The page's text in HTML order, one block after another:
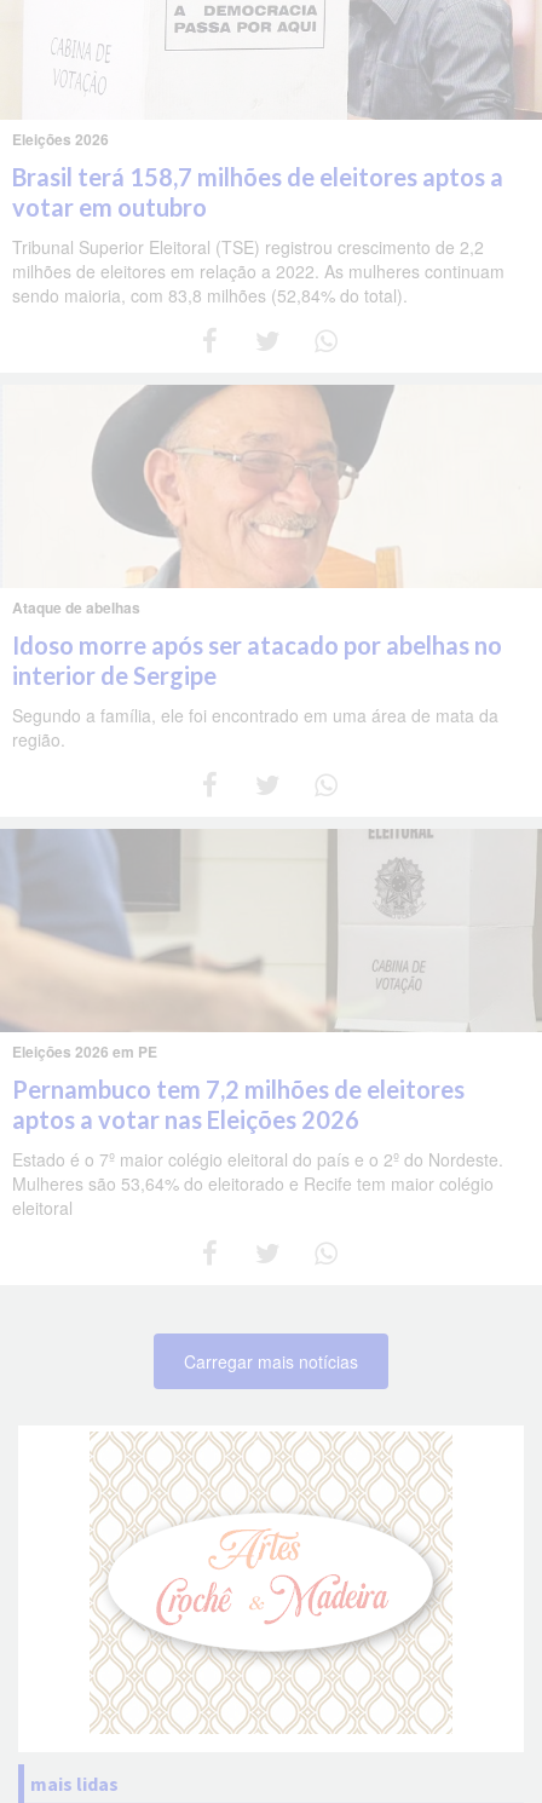
Eleições 2026
Brasil terá 158,7 milhões de eleitores aptos a
votar em outubro
Tribunal Superior Eleitoral (TSE) registrou crescimento de 2,2
milhões de eleitores em relação a 2022. As mulheres continuam
sendo maioria, com 83,8 milhões (52,84% do total).
Ataque de abelhas
Idoso morre após ser atacado por abelhas no
interior de Sergipe
Segundo a família, ele foi encontrado em uma área de mata da
região.
Eleições 2026 em PE
Pernambuco tem 7,2 milhões de eleitores
aptos a votar nas Eleições 2026
Estado é o 7º maior colégio eleitoral do país e o 2º do Nordeste.
Mulheres são 53,64% do eleitorado e Recife tem maior colégio
eleitoral
Carregar mais notícias
mais lidas